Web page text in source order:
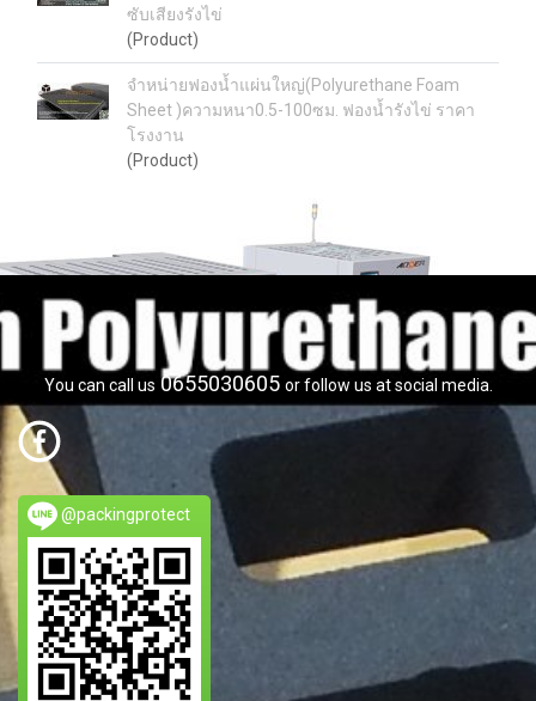
ซับเสียงรังไข่
(Product)
จำหน่ายฟองน้ำแผ่นใหญ่(Polyurethane Foam
Sheet )ความหนา0.5-100ซม. ฟองน้ำรังไข่ ราคา
โรงงาน
(Product)
You can call us 0655030605 or follow us at social media.
@packingprotect